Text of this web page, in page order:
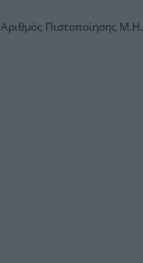
Αριθμός Πιστοποίησης